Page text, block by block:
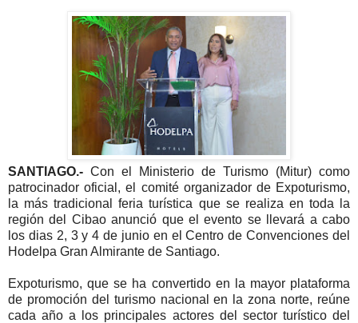
SANTIAGO.- Con el Ministerio de Turismo (Mitur) como
patrocinador oficial, el comité organizador de Expoturismo,
la más tradicional feria turística que se realiza en toda la
región del Cibao anunció que el evento se llevará a cabo
los dias 2, 3 y 4 de junio en el Centro de Convenciones del
Hodelpa Gran Almirante de Santiago.
Expoturismo, que se ha convertido en la mayor plataforma
de promoción del turismo nacional en la zona norte, reúne
cada año a los principales actores del sector turístico del